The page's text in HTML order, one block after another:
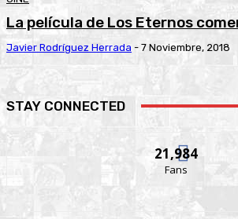
La película de Los Eternos
Javier Rodríguez Herrada - 7 Noviembre, 2018
STAY CONNECTED
21,984
Fans